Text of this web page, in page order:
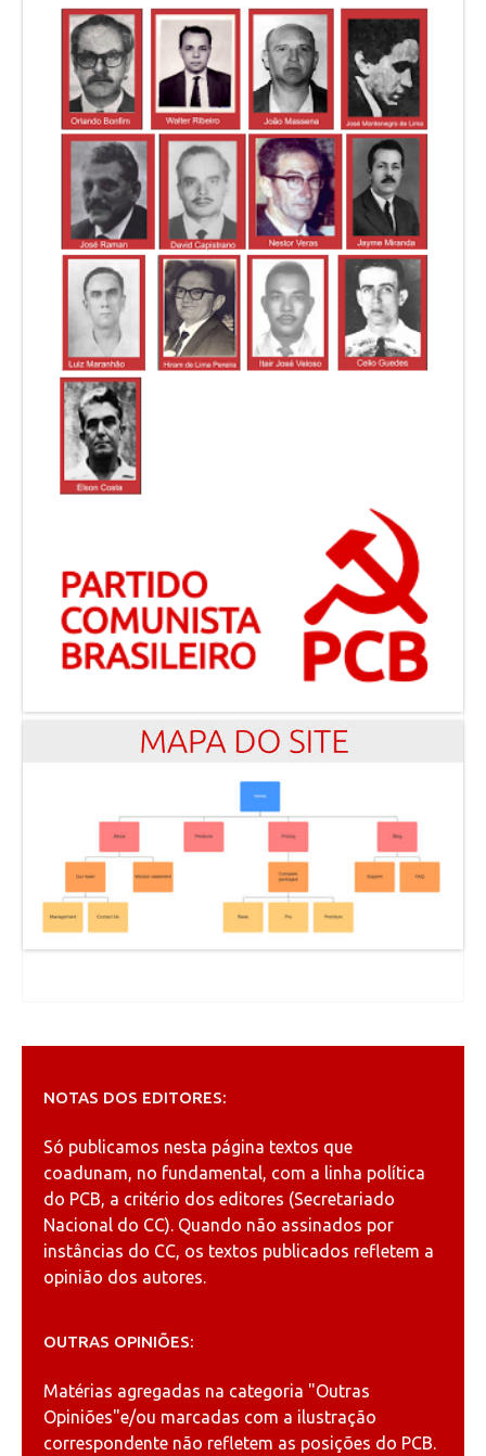
NOTAS DOS EDITORES:
Só publicamos nesta página textos que
coadunam, no fundamental, com a linha política
do PCB, a critério dos editores (Secretariado
Nacional do CC). Quando não assinados por
instâncias do CC, os textos publicados refletem a
opinião dos autores.
OUTRAS OPINIÕES:
Matérias agregadas na categoria "Outras
Opiniões"e/ou marcadas com a ilustração
correspondente não refletem as posições do PCB.